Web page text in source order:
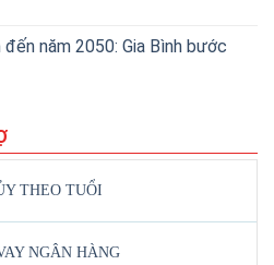
năm 2050: Gia Bình bước
THEO TUỔI
NGÂN HÀNG